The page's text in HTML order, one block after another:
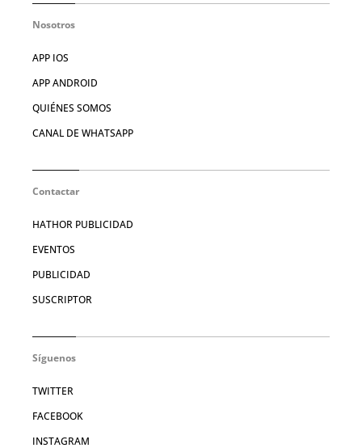
Nosotros
APP IOS
APP ANDROID
QUIÉNES SOMOS
CANAL DE WHATSAPP
Contactar
HATHOR PUBLICIDAD
EVENTOS
PUBLICIDAD
SUSCRIPTOR
Síguenos
TWITTER
FACEBOOK
INSTAGRAM